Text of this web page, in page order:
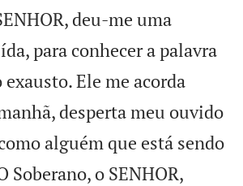
deu-me uma
para conhecer a palavra
Ele me acorda
desperta meu ouvido
alguém que está sendo
Soberano, o SENHOR,